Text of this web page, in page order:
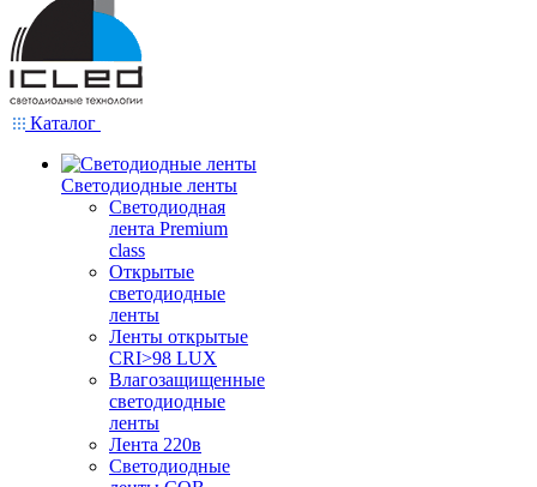
Каталог
Светодиодные ленты
Светодиодная
лента Premium
class
Открытые
светодиодные
ленты
Ленты открытые
CRI>98 LUX
Влагозащищенные
светодиодные
ленты
Лента 220в
Светодиодные